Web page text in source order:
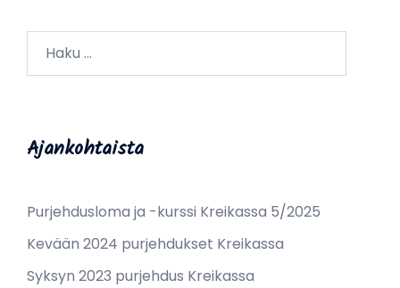
Ajankohtaista
Purjehdusloma ja -kurssi Kreikassa 5/2025
Kevään 2024 purjehdukset Kreikassa
Syksyn 2023 purjehdus Kreikassa